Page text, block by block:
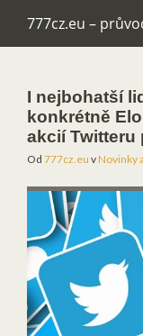
777cz.eu –
I nejbohatší
konkrétně
akcií Twitteru
Od 777cz.eu vNovinky